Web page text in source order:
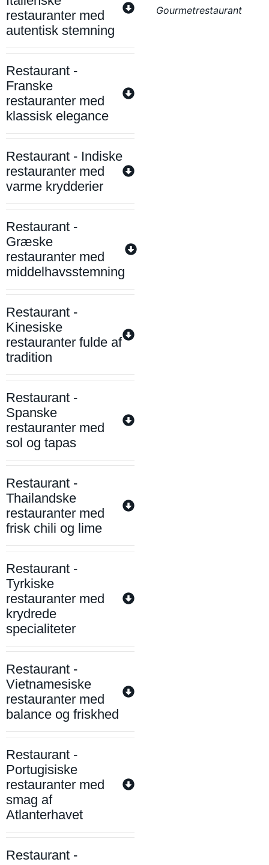
restauranter med
autentisk stemning
Restaurant -
Franske
restauranter med
klassisk elegance
Restaurant - Indiske
restauranter med
varme krydderier
Restaurant -
Græske
restauranter med
middelhavsstemning
Restaurant -
Kinesiske
restauranter fulde af
tradition
Restaurant -
Spanske
restauranter med
sol og tapas
Restaurant -
Thailandske
restauranter med
frisk chili og lime
Restaurant -
Tyrkiske
restauranter med
krydrede
specialiteter
Restaurant -
Vietnamesiske
restauranter med
balance og friskhed
Restaurant -
Portugisiske
restauranter med
smag af
Atlanterhavet
Restaurant -
Gourmetrestaurant